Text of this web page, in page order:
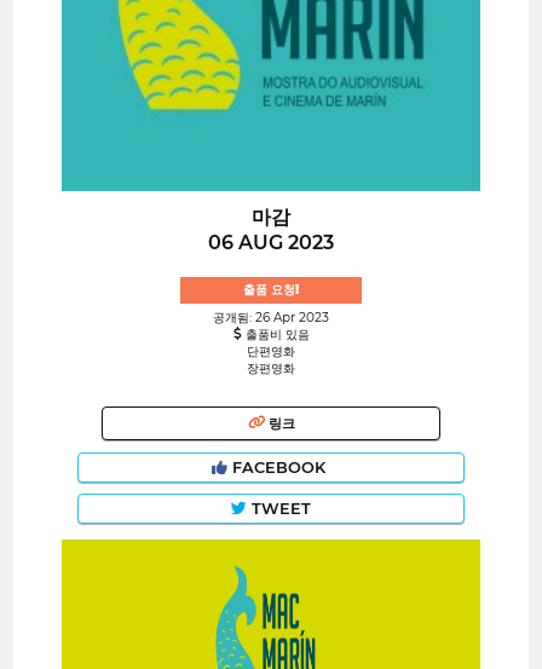
마감
06 AUG 2023
출품 요청!
공개됨: 26 Apr 2023
출품비 있음
단편영화
장편영화
링크
FACEBOOK
TWEET